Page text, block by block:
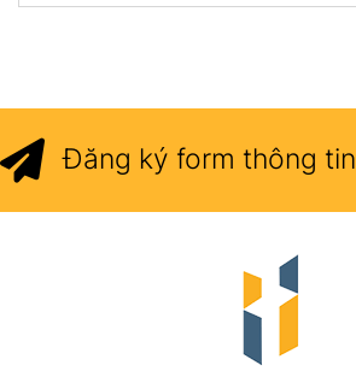
Đăng ký form thông tin